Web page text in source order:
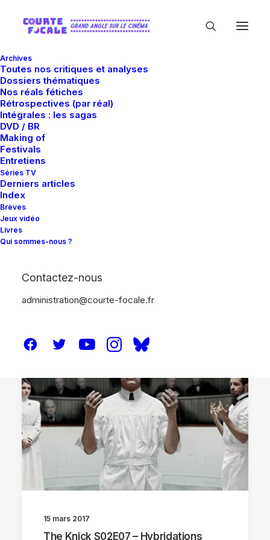
Archives
Toutes nos critiques et analyses
Dossiers thématiques
Nos réals fétiches
Rétrospectives (par réal)
Intégrales : les sagas
DVD / BR
Making of
Festivals
Entretiens
Séries TV
Derniers articles
Index
Brèves
Jeux vidéo
Livres
Qui sommes-nous ?
Contactez-nous
administration@courte-focale.fr
15 mars 2017
The Knick S02E07 – Hybridations